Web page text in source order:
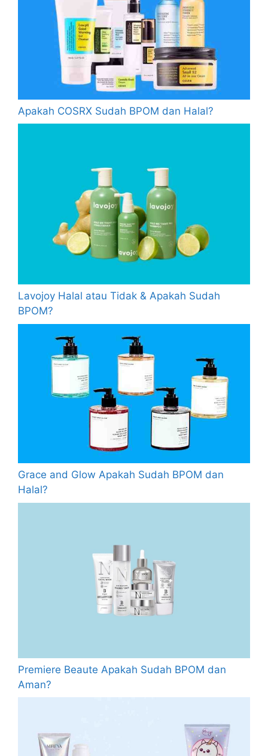
Apakah COSRX Sudah BPOM dan Halal?
Lavojoy Halal atau Tidak & Apakah Sudah
BPOM?
Grace and Glow Apakah Sudah BPOM dan
Halal?
Premiere Beaute Apakah Sudah BPOM dan
Aman?